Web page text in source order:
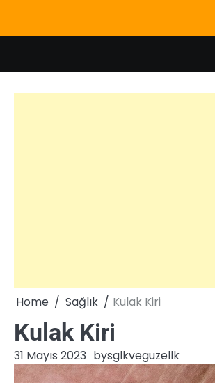
content
Home Sağlık Kulak Kiri
Kulak Kiri
31 Mayıs 2023 bysglkveguzellk